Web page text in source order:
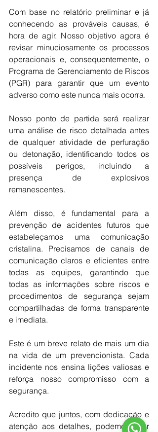
Com base no relatório preliminar e já
conhecendo as prováveis causas, é
hora de agir. Nosso objetivo agora é
revisar minuciosamente os processos
operacionais e, consequentemente, o
Programa de Gerenciamento de Riscos
(PGR) para garantir que um evento
adverso como este nunca mais ocorra.
Nosso ponto de partida será realizar
uma análise de risco detalhada antes
de qualquer atividade de perfuração
ou detonação, identificando todos os
possíveis perigos, incluindo a
presença de explosivos
remanescentes.
Além disso, é fundamental para a
prevenção de acidentes futuros que
estabeleçamos uma comunicação
cristalina. Precisamos de canais de
comunicação claros e eficientes entre
todas as equipes, garantindo que
todas as informações sobre riscos e
procedimentos de segurança sejam
compartilhadas de forma transparente
e imediata.
Este é um breve relato de mais um dia
na vida de um prevencionista. Cada
incidente nos ensina lições valiosas e
reforça nosso compromisso com a
segurança.
Acredito que juntos, com dedicação e
atenção aos detalhes, podemos criar